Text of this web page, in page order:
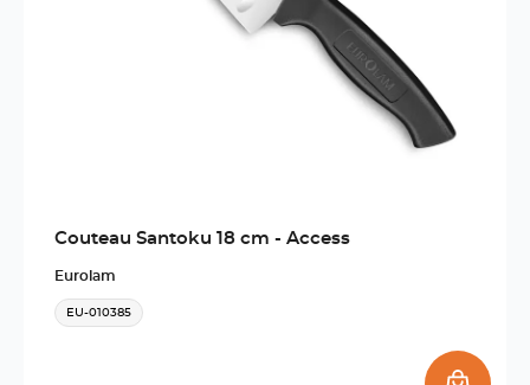
Couteau Santoku 18 cm - Access
Eurolam
EU-010385